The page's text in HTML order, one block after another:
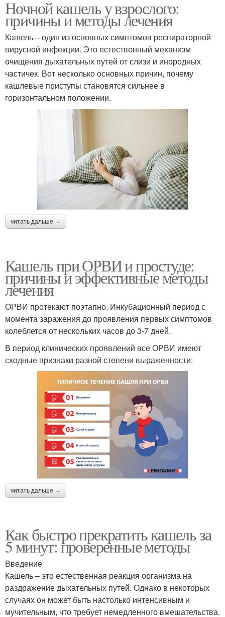
Ночной кашель у взрослого:
причины и методы лечения
Кашель – один из основных симптомов респираторной
вирусной инфекции. Это естественный механизм
очищения дыхательных путей от слизи и инородных
частичек. Вот несколько основных причин, почему
кашлевые приступы становятся сильнее в
горизонтальном положении.
читать дальше →
Кашель при ОРВИ и простуде:
причины и эффективные методы
лечения
ОРВИ протекают поэтапно. Инкубационный период с
момента заражения до проявления первых симптомов
колеблется от нескольких часов до 3-7 дней.
В период клинических проявлений все ОРВИ имеют
сходные признаки разной степени выраженности:
читать дальше →
Как быстро прекратить кашель за
5 минут: проверенные методы
Введение
Кашель – это естественная реакция организма на
раздражение дыхательных путей. Однако в некоторых
случаях он может быть настолько интенсивным и
мучительным, что требует немедленного вмешательства.